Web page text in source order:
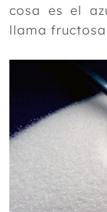
cosa es el
llama